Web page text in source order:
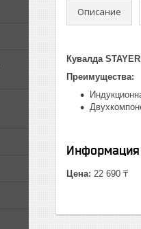
Описание
Кувалда
Преимущества:
Цена: 22 690 ₸